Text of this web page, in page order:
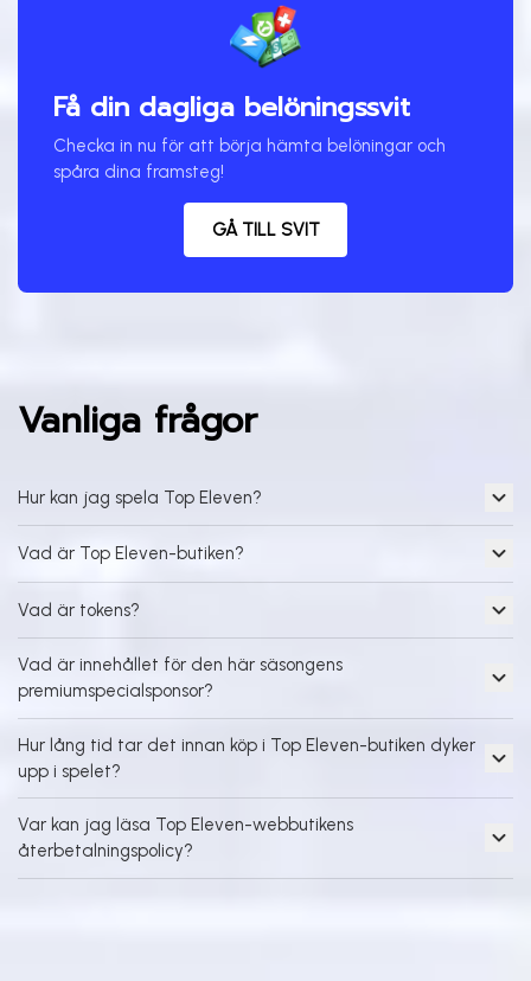
Få din dagliga belöningssvit
Checka in nu för att börja hämta belöningar och
spåra dina framsteg!
GÅ TILL SVIT
Vanliga frågor
Hur kan jag spela Top Eleven?
Vad är Top Eleven-butiken?
Vad är tokens?
Vad är innehållet för den här säsongens
premiumspecialsponsor?
Hur lång tid tar det innan köp i Top Eleven-butiken dyker
upp i spelet?
Var kan jag läsa Top Eleven-webbutikens
återbetalningspolicy?